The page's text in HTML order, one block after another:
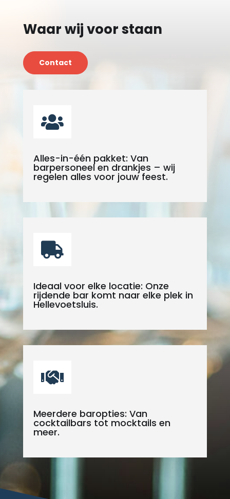
Waar wij voor staan
Contact

Alles-in-één pakket: Van
barpersoneel en drankjes – wij
regelen alles voor jouw feest.

Ideaal voor elke locatie: Onze
rijdende bar komt naar elke plek in
Hellevoetsluis.

Meerdere baropties: Van
cocktailbars tot mocktails en
meer.